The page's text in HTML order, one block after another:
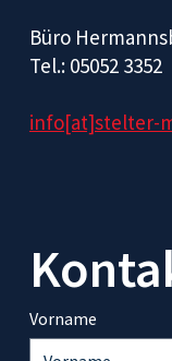
Büro
Tel.: 05052 3352
info[at]stelter-
Vorname